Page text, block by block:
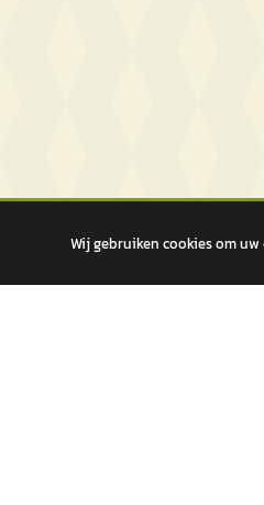
Wij gebruiken cookies om